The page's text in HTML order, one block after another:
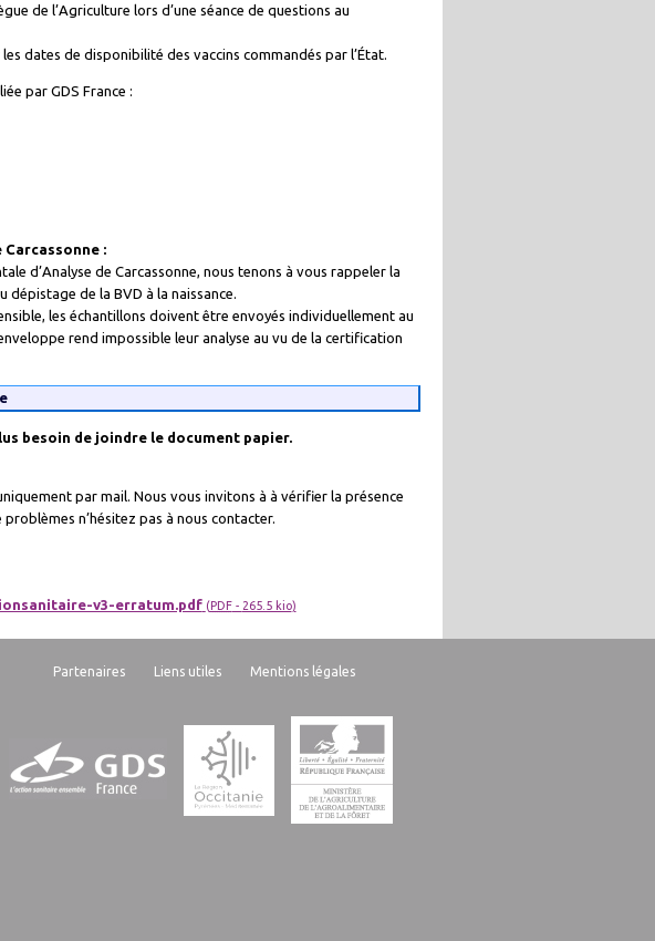
de l’Agriculture lors d’une séance de questions au
dates de disponibilité des vaccins commandés par l’État.
par GDS France :
Carcassonne :
d’Analyse de Carcassonne, nous tenons à vous rappeler la
dépistage de la BVD à la naissance.
les échantillons doivent être envoyés individuellement au
rend impossible leur analyse au vu de la certification
besoin de joindre le document papier.
par mail. Nous vous invitons à à vérifier la présence
n’hésitez pas à nous contacter.
v3-erratum.pdf (PDF- 265.5 kio)
Partenaires Liens utiles Mentions légales